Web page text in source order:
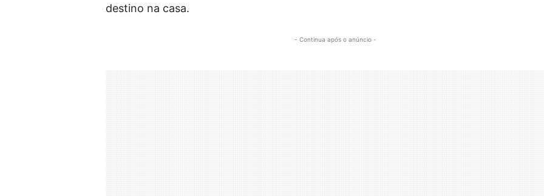
destino na casa.
- Continua após o anúncio -